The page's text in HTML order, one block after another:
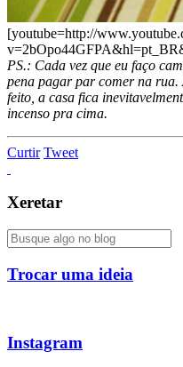
[youtube=http://
PS.: Cada vez que eu faço
pena pagar par comer na
feito, a casa fica
incenso pra cima.
Curtir Tweet
Xeretar
Trocar uma ideia
Instagram